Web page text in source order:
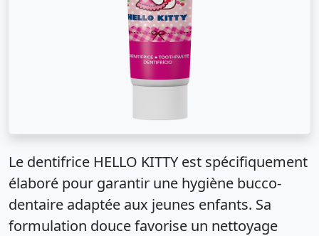
Le dentifrice HELLO KITTY est spécifiquement
élaboré pour garantir une hygiène bucco-
dentaire adaptée aux jeunes enfants. Sa
formulation douce favorise un nettoyage